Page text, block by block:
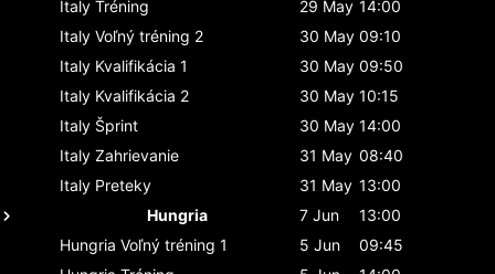
Italy Tréning 29 May 14:00
Italy Voľný tréning 2 30 May 09:10
Italy Kvalifikácia 1 30 May 09:50
Italy Kvalifikácia 2 30 May 10:15
Italy Šprint 30 May 14:00
Italy Zahrievanie 31 May 08:40
Italy Preteky 31 May 13:00
Hungria
7 Jun
13:00
Hungria Voľný tréning 1 5 Jun
09:45